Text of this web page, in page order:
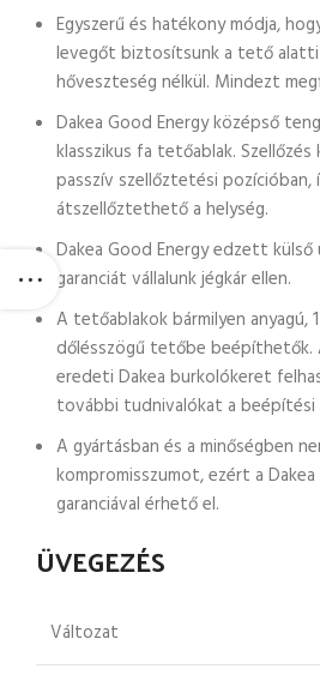
Egyszerű és hatékony módja,
levegőt biztosítsunk a tető
hőveszteség nélkül. Mindezt
Dakea Good Energy középső
klasszikus fa tetőablak.
passzív szellőztetési pozícióban,
átszellőztethető a helység.
Dakea Good Energy edzett
garanciát vállalunk jégkár ellen.
A tetőablakok bármilyen
dőlésszögű tetőbe beépíthetők.
eredeti Dakea burkolókeret
további tudnivalókat a beépítési
A gyártásban és a minőségben
kompromisszumot, ezért a
garanciával érhető el.
ÜVEGEZÉS
Változat